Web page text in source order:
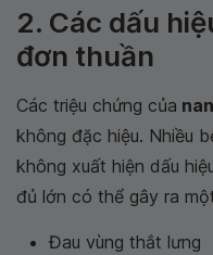
2. Các dấu
đơn thuần
Các triệu chứng của
không đặc hiệu. Nhiều
không xuất hiện dấu
đủ lớn có thể gây ra
Đau vùng thắt lưng